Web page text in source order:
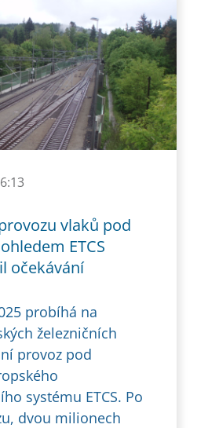
vlaků pod
ETCS
očekávání
probíhá na
železničních
provoz pod
systému ETCS. Po
dvou milionech